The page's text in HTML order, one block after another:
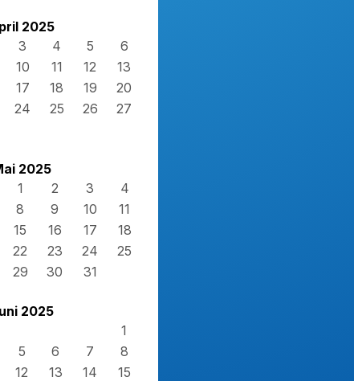
2025
3 4 5
6
10 11 12
13
17 18 19
20
24 25 26
27
2025
1
2 3
4
8 9 10
11
15 16 17
18
22 23 24
25
29 30 31
2025
1
5 6 7
8
12 13 14
15